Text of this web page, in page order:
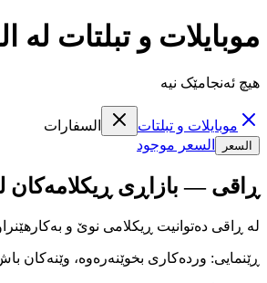
موبايلات و تبلتات
هیچ ئەنجامێک نیە
موبايلات و تبلتات السفارات
السعر السعر موجود
ڕاقی — بازاڕی ڕیکلامەکان
لە ڕاقی دەتوانیت ڕیکلامی نوێ و
ڕێنمایی: وردەکاری بخوێنەرەوە، وێنەکان